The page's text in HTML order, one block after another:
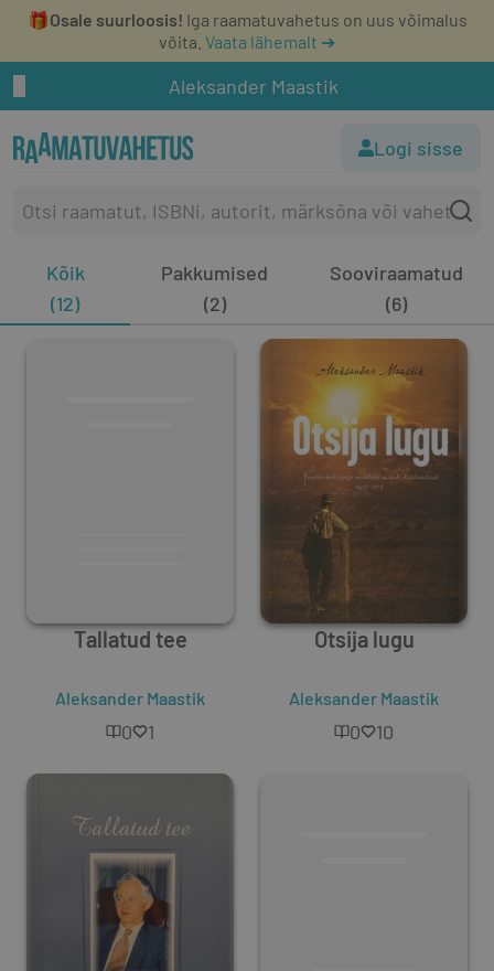
🎁Osale suurloosis! Iga raamatuvahetus on uus võimalus
võita. Vaata lähemalt ➔
Aleksander Maastik
Logi sisse
Kõik
(12)
Pakkumised
(2)
Sooviraamatud
(6)
Tallatud tee
Aleksander Maastik
0 1
Otsija lugu
Aleksander Maastik
0 10